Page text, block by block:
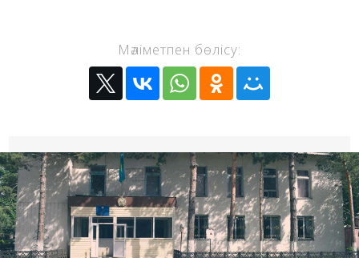
Мәліметпен бөлісу: